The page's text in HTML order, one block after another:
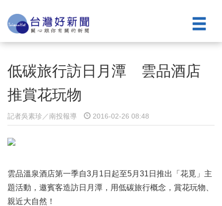
低碳旅行訪日月潭 雲品酒店
推賞花玩物
記者吳素珍／南投報導 2016-02-26 08:48
雲品溫泉酒店第一季自3月1日起至5月31日推出「花覓」主
題活動，邀賓客造訪日月潭，用低碳旅行概念，賞花玩物、
親近大自然！